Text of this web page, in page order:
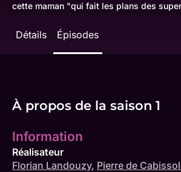
cette maman "qui fait les plans des
Détails Épisodes
À propos de la saison 1
Information
Réalisateur
Florian Landouzy, Pierre de